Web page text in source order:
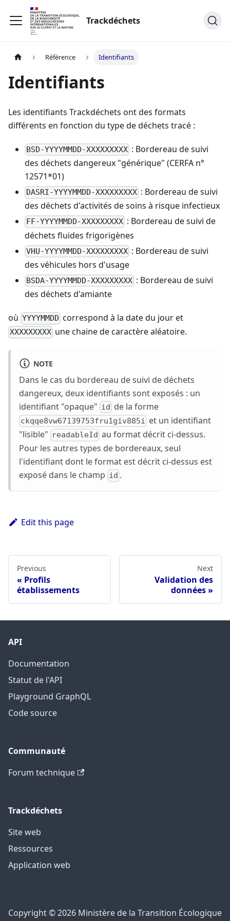
Trackdéchets
Référence Identifiants
Identifiants
Les identifiants Trackdéchets ont des formats
différents en fonction du type de déchets tracé :
BSD-YYYYMMDD-XXXXXXXXX : Bordereau de suivi
des déchets dangereux "générique" (CERFA n°
12571*01)
DASRI-YYYYMMDD-XXXXXXXXX : Bordereau de suivi
des déchets d'activités de soins à risque infectieux
FF-YYYYMMDD-XXXXXXXXX : Bordereau de suivi de
déchets fluides frigorigènes
VHU-YYYYMMDD-XXXXXXXXX : Bordereau de suivi
des véhicules hors d'usage
BSDA-YYYYMMDD-XXXXXXXXX : Bordereau de suivi
des déchets d'amiante
où YYYYMMDD correspond à la date du jour et
XXXXXXXXX une chaine de caractère aléatoire.
NOTE
Dans le cas du bordereau de suivi de déchets
dangereux, deux identifiants sont exposés : un
identifiant "opaque" id de la forme
ckqqe8vw67139753fru1giv885i et un identifiant
"lisible" readableId au format décrit ci-dessus.
Pour les autres types de bordereaux, seul
l'identifiant dont le format est décrit ci-dessus est
exposé dans le champ id .
Edit this page
Previous
Profils
établissements
Next
Validation des
données
API
Documentation
Statut de l'API
Playground GraphQL
Code source
Communauté
Forum technique
Trackdéchets
Site web
Ressources
Application web
Copyright © 2026 Ministère de la Transition Écologique